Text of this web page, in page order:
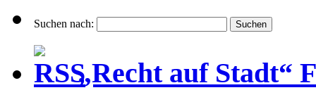
Suchen nach:
„Recht auf Stadt“